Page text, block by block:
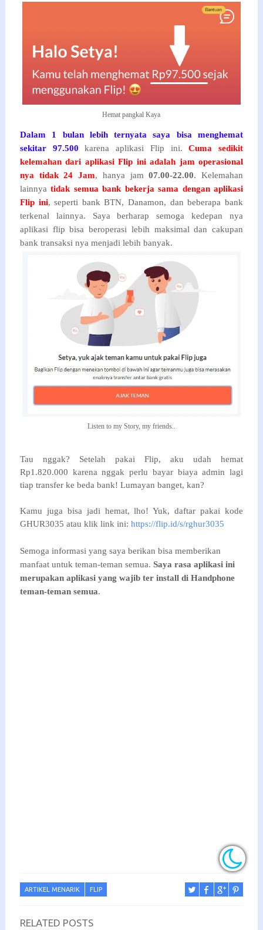
Hemat pangkal Kaya
Dalam 1 bulan lebih ternyata saya bisa menghemat
sekitar 97.500 karena aplikasi Flip ini.Cuma sedikit
kelemahan dari aplikasi Flip ini adalah jam operasional
nya tidak 24 Jam, hanya jam07.00-22.00. Kelemahan
lainnyatidak semua bank bekerja sama dengan aplikasi
Flip ini, seperti bank BTN, Danamon, dan beberapa bank
terkenal lainnya. Saya berharap semoga kedepan nya
aplikasi flip bisa beroperasi lebih maksimal dan cakupan
bank transaksi nya menjadi lebih banyak.
Listen to my Story, my friends..
Tau nggak? Setelah pakai Flip, aku udah hemat
Rp1.820.000 karena nggak perlu bayar biaya admin lagi
tiap transfer ke beda bank! Lumayan banget, kan?
Kamu juga bisa jadi hemat, lho! Yuk, daftar pakai kode
GHUR3035 atau klik link ini: https://flip.id/s/rghur3035
Semoga informasi yang saya berikan bisa memberikan
manfaat untuk teman-teman semua. Saya rasa aplikasi ini
merupakan aplikasi yang wajib ter install di Handphone
teman-teman semua.
ARTIKEL MENARIK FLIP
RELATED POSTS